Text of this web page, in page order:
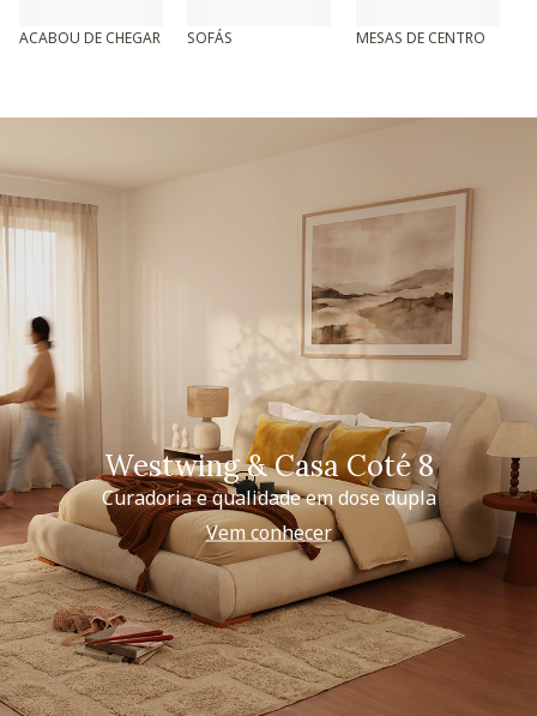
ACABOU DE CHEGAR SOFÁS MESAS DE CENTRO
Westwing & Casa Coté 8
Curadoria e qualidade em dose dupla
Vem conhecer